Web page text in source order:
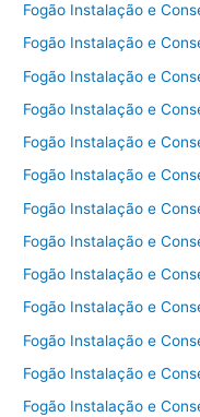
Fogão Instalação e
Fogão Instalação e
Fogão Instalação e
Fogão Instalação e
Fogão Instalação e
Fogão Instalação e
Fogão Instalação e
Fogão Instalação e
Fogão Instalação e
Fogão Instalação e
Fogão Instalação e
Fogão Instalação e
Fogão Instalação e